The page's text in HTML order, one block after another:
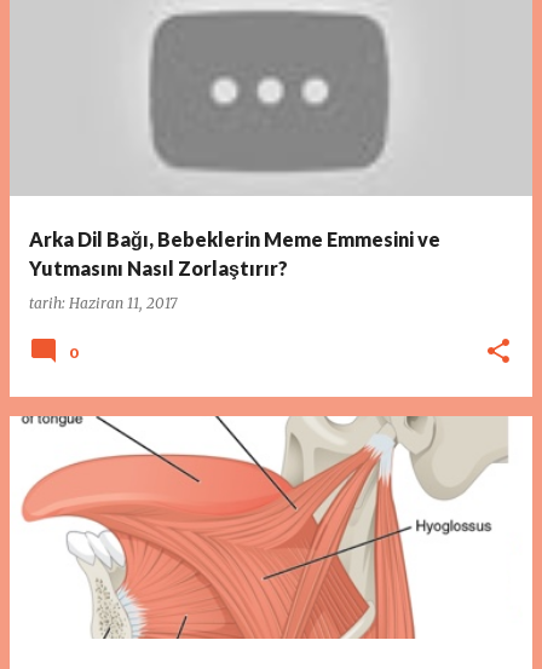
Arka Dil Bağı, Bebeklerin Meme Emmesini ve
Yutmasını Nasıl Zorlaştırır?
tarih: Haziran 11, 2017
0